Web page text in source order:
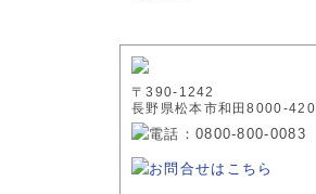
〒390-1242
長野県松本市和田8000-420